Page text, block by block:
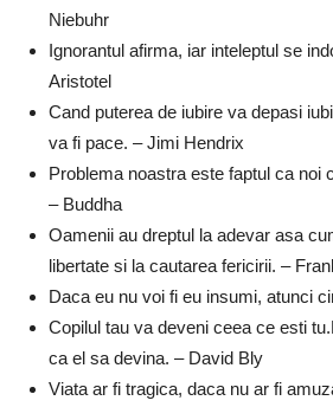
Niebuhr
Ignorantul afirma, iar inteleptul se
Aristotel
Cand puterea de iubire va depasi
va fi pace. – Jimi Hendrix
Problema noastra este faptul ca noi
– Buddha
Oamenii au dreptul la adevar asa
libertate si la cautarea fericirii. –
Daca eu nu voi fi eu insumi, atunci
Copilul tau va deveni ceea ce esti
ca el sa devina. – David Bly
Viata ar fi tragica, daca nu ar fi